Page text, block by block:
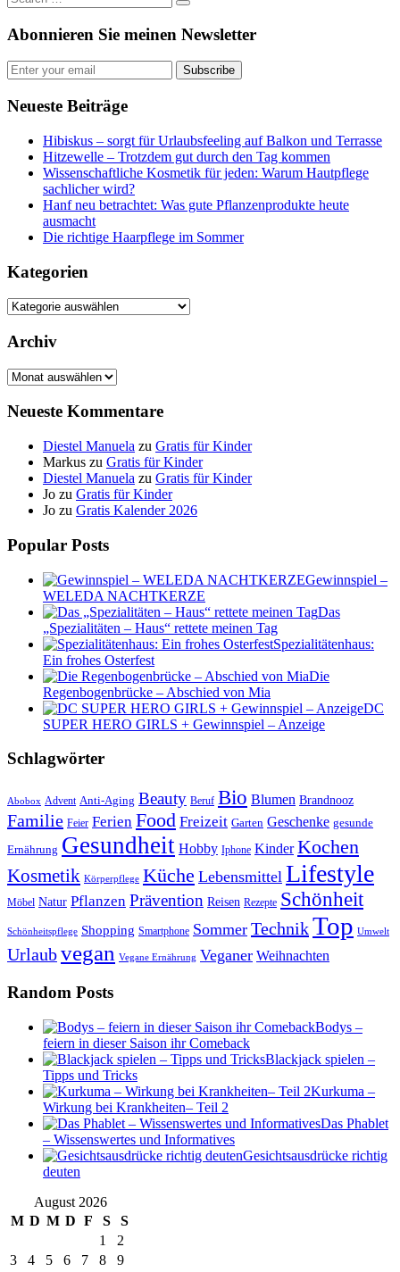
Abonnieren Sie meinen Newsletter
Subscribe
Neueste Beiträge
Hibiskus – sorgt für Urlaubsfeeling auf Balkon und Terrasse
Hitzewelle – Trotzdem gut durch den Tag kommen
Wissenschaftliche Kosmetik für jeden: Warum Hautpflege
sachlicher wird?
Hanf neu betrachtet: Was gute Pflanzenprodukte heute
ausmacht
Die richtige Haarpflege im Sommer
Kategorien
Kategorien
Archiv
Archiv
Neueste Kommentare
Diestel Manuela zu Gratis für Kinder
Markus zu Gratis für Kinder
Diestel Manuela zu Gratis für Kinder
Jo zu Gratis für Kinder
Jo zu Gratis Kalender 2026
Popular Posts
Gewinnspiel –
WELEDA NACHTKERZE
Das
„Spezialitäten – Haus“ rettete meinen Tag
Spezialitätenhaus:
Ein frohes Osterfest
Die
Regenbogenbrücke – Abschied von Mia
DC
SUPER HERO GIRLS + Gewinnspiel – Anzeige
Schlagwörter
Abobox Advent Anti-Aging Beauty Beruf Bio Blumen Brandnooz
Familie Feier Ferien Food Freizeit Garten Geschenke gesunde
Ernährung Gesundheit Hobby Iphone Kinder Kochen
Kosmetik Körperpflege Küche Lebensmittel Lifestyle
Möbel Natur Pflanzen Prävention Reisen Rezepte Schönheit
Schönheitspflege Shopping Smartphone Sommer TechnikTop Umwelt
Urlaubvegan Vegane Ernährung Veganer Weihnachten
Random Posts
Bodys –
feiern in dieser Saison ihr Comeback
Blackjack spielen –
Tipps und Tricks
Kurkuma –
Wirkung bei Krankheiten– Teil 2
Das Phablet
– Wissenswertes und Informatives
Gesichtsausdrücke richtig
deuten
August 2026
M D M D F S
S
1
2
3
4 5 6 7 8
9